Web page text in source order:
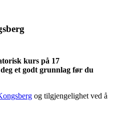
kurs på 17
et godt grunnlag før du
og tilgjengelighet ved å